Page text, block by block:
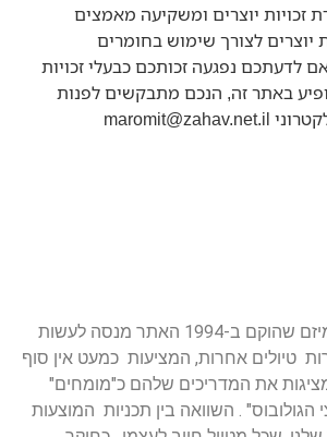
זכויות יוצרים ומשקיעה מאמצים
יוצרים לצורך שימוש בחומרים
לדעתכם נפגעה זכותכם כבעלי זכויות
באתר זה, הנכם מתבקשים לפנות
maromit@zahav.net.il
אתר תורפורלס הינו מיזם שהוקם ב-1994 האתר מנסה לעשות
טיולים אחרות, המציעות כמעט אין סוף
את המדריכים שלהם כ"מומחים"
הגולובוס" . השוואה בין תכניות המוצעות